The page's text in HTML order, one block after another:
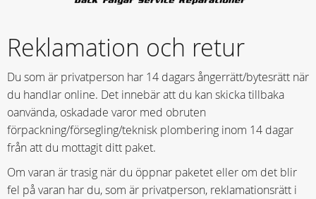
Reklamation och retur
Du som är privatperson har 14 dagars ångerrätt/bytesrätt när
du handlar online. Det innebär att du kan skicka tillbaka
oanvända, oskadade varor med obruten
förpackning/försegling/teknisk plombering inom 14 dagar
från att du mottagit ditt paket.
Om varan är trasig när du öppnar paketet eller om det blir
fel på varan har du, som är privatperson, reklamationsrätt i